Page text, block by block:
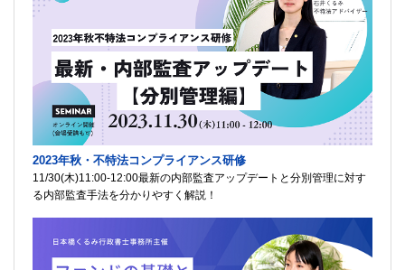
2023年秋・不特法コンプライアンス研修
11/30(木)11:00-12:00最新の内部監査アップデートと分別管理に対す
る内部監査手法を分かりやすく解説！